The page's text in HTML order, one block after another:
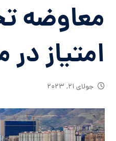
معاوضه
امتیاز در
جولای ۲۱, ۲۰۲۳